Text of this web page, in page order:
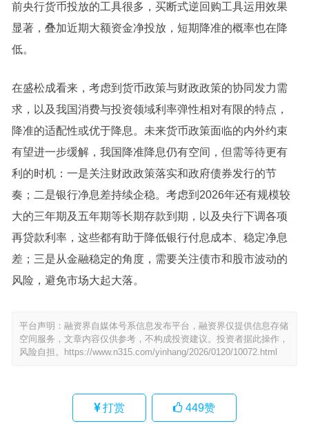
前央行货币投放的工具很多，买断式逆回购工具运用效果
显著，叠加近期大额资金净投放，短期降准的概率也在降
低。
在盛松成看来，考虑到货币政策与财政政策的协同发力需
求，以及我国消费与投资领域利率弹性相对有限的特点，
降准的适配性或优于降息。未来货币政策面临的内外约束
有望进一步缓解，我国降准降息仍有空间，但需等待更有
利的时机：一是关注财政政策落实和政府债券发行的节
奏；二是银行净息差持续企稳。考虑到2026年还有规模较
大的三年期及五年期等长期存款到期，以及央行下调各项
再贷款利率，这些都有助于降低银行付息成本、稳定净息
差；三是从金融稳定的角度，需要关注债市和股市波动的
风险，避免市场大起大落。
平台声明：融资界自媒体号系信息发布平台，融资界仅提供信息存储
空间服务，文章内容仅供参考，不构成投资建议。投资者据此操作，
风险自担。
https://www.n315.com/yinhang/2026/0120/10072.html
打赏 449赞